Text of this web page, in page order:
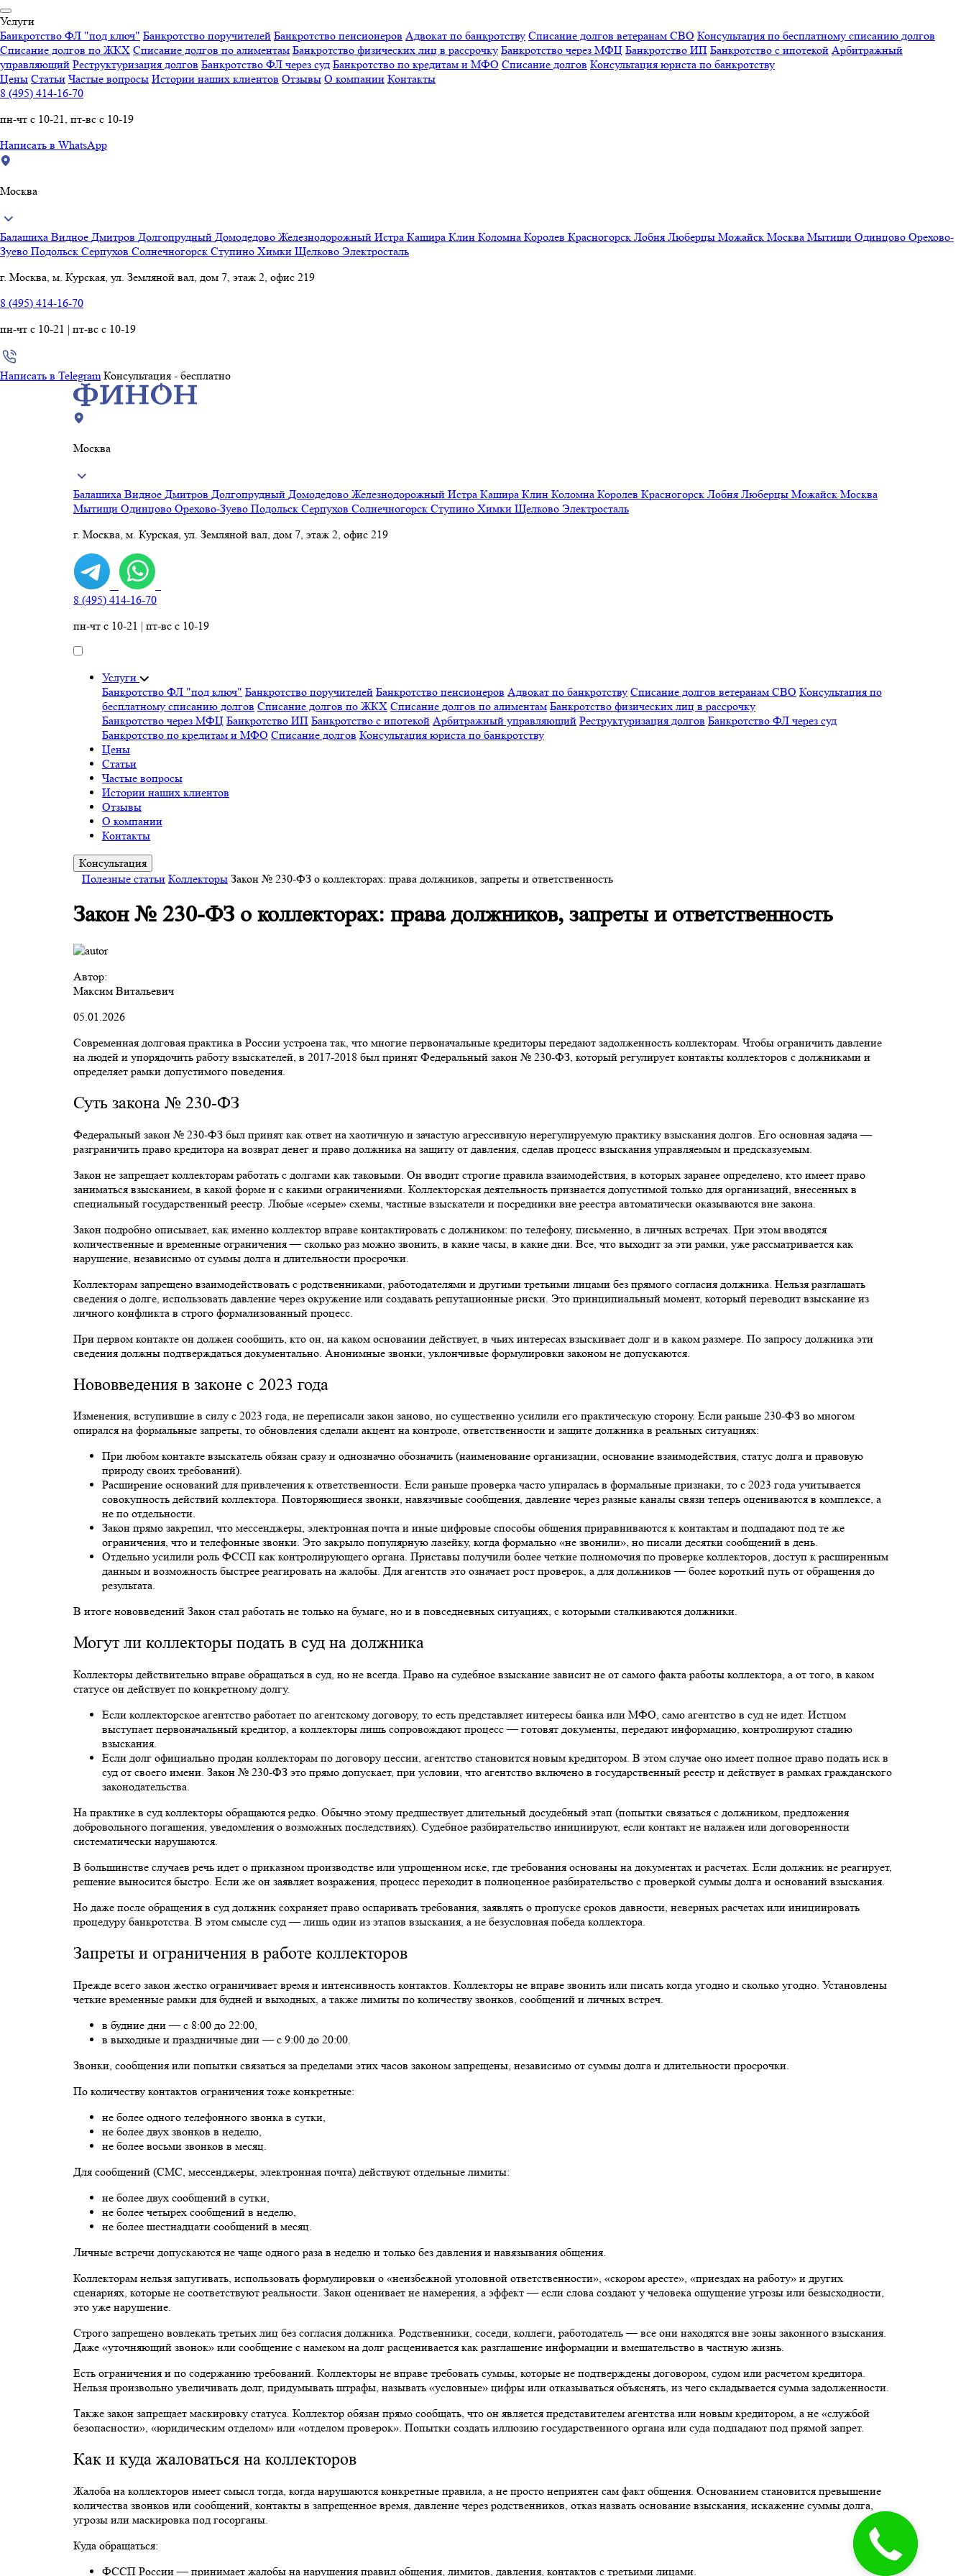
Услуги
Банкротство ФЛ "под ключ" Банкротство поручителей Банкротство пенсионеров Адвокат по банкротству Списание долгов ветеранам СВО Консультация по бесплатному списанию долгов
Списание долгов по ЖКХ Списание долгов по алиментам Банкротство физических лиц в рассрочку Банкротство через МФЦ Банкротство ИП Банкротство с ипотекой Арбитражный
управляющий Реструктуризация долгов Банкротство ФЛ через суд Банкротство по кредитам и МФО Списание долгов Консультация юриста по банкротству
Цены Статьи Частые вопросы Истории наших клиентов Отзывы О компании Контакты
8 (495) 414-16-70
пн-чт с 10-21, пт-вс с 10-19
Написать в WhatsApp
Москва
Балашиха Видное Дмитров Долгопрудный Домодедово Железнодорожный Истра Кашира Клин Коломна Королев Красногорск Лобня Люберцы Можайск Москва Мытищи Одинцово Орехово-
Зуево Подольск Серпухов Солнечногорск Ступино Химки Щелково Электросталь
г. Москва, м. Курская, ул. Земляной вал, дом 7, этаж 2, офис 219
8 (495) 414-16-70
пн-чт с 10-21 | пт-вс с 10-19
Написать в Telegram Консультация - бесплатно
Москва
Балашиха Видное Дмитров Долгопрудный Домодедово Железнодорожный Истра Кашира Клин Коломна Королев Красногорск Лобня Люберцы Можайск Москва
Мытищи Одинцово Орехово-Зуево Подольск Серпухов Солнечногорск Ступино Химки Щелково Электросталь
г. Москва, м. Курская, ул. Земляной вал, дом 7, этаж 2, офис 219
8 (495) 414-16-70
пн-чт с 10-21 | пт-вс с 10-19
Услуги
Банкротство ФЛ "под ключ" Банкротство поручителей Банкротство пенсионеров Адвокат по банкротству Списание долгов ветеранам СВО Консультация по
бесплатному списанию долгов Списание долгов по ЖКХ Списание долгов по алиментам Банкротство физических лиц в рассрочку
Банкротство через МФЦ Банкротство ИП Банкротство с ипотекой Арбитражный управляющий Реструктуризация долгов Банкротство ФЛ через суд
Банкротство по кредитам и МФО Списание долгов Консультация юриста по банкротству
Цены
Статьи
Частые вопросы
Истории наших клиентов
Отзывы
О компании
Контакты
Консультация
Полезные статьи Коллекторы Закон № 230-ФЗ о коллекторах: права должников, запреты и ответственность
Закон № 230-ФЗ о коллекторах: права должников, запреты и ответственность
Автор:
Максим Витальевич
05.01.2026
Современная долговая практика в России устроена так, что многие первоначальные кредиторы передают задолженность коллекторам. Чтобы ограничить давление
на людей и упорядочить работу взыскателей, в 2017-2018 был принят Федеральный закон № 230-ФЗ, который регулирует контакты коллекторов с должниками и
определяет рамки допустимого поведения.
Суть закона № 230-ФЗ
Федеральный закон № 230-ФЗ был принят как ответ на хаотичную и зачастую агрессивную нерегулируемую практику взыскания долгов. Его основная задача —
разграничить право кредитора на возврат денег и право должника на защиту от давления, сделав процесс взыскания управляемым и предсказуемым.
Закон не запрещает коллекторам работать с долгами как таковыми. Он вводит строгие правила взаимодействия, в которых заранее определено, кто имеет право
заниматься взысканием, в какой форме и с какими ограничениями. Коллекторская деятельность признается допустимой только для организаций, внесенных в
специальный государственный реестр. Любые «серые» схемы, частные взыскатели и посредники вне реестра автоматически оказываются вне закона.
Закон подробно описывает, как именно коллектор вправе контактировать с должником: по телефону, письменно, в личных встречах. При этом вводятся
количественные и временные ограничения — сколько раз можно звонить, в какие часы, в какие дни. Все, что выходит за эти рамки, уже рассматривается как
нарушение, независимо от суммы долга и длительности просрочки.
Коллекторам запрещено взаимодействовать с родственниками, работодателями и другими третьими лицами без прямого согласия должника. Нельзя разглашать
сведения о долге, использовать давление через окружение или создавать репутационные риски. Это принципиальный момент, который переводит взыскание из
личного конфликта в строго формализованный процесс.
При первом контакте он должен сообщить, кто он, на каком основании действует, в чьих интересах взыскивает долг и в каком размере. По запросу должника эти
сведения должны подтверждаться документально. Анонимные звонки, уклончивые формулировки законом не допускаются.
Нововведения в законе с 2023 года
Изменения, вступившие в силу с 2023 года, не переписали закон заново, но существенно усилили его практическую сторону. Если раньше 230-ФЗ во многом
опирался на формальные запреты, то обновления сделали акцент на контроле, ответственности и защите должника в реальных ситуациях:
При любом контакте взыскатель обязан сразу и однозначно обозначить (наименование организации, основание взаимодействия, статус долга и правовую
природу своих требований).
Расширение оснований для привлечения к ответственности. Если раньше проверка часто упиралась в формальные признаки, то с 2023 года учитывается
совокупность действий коллектора. Повторяющиеся звонки, навязчивые сообщения, давление через разные каналы связи теперь оцениваются в комплексе, а
не по отдельности.
Закон прямо закрепил, что мессенджеры, электронная почта и иные цифровые способы общения приравниваются к контактам и подпадают под те же
ограничения, что и телефонные звонки. Это закрыло популярную лазейку, когда формально «не звонили», но писали десятки сообщений в день.
Отдельно усилили роль ФССП как контролирующего органа. Приставы получили более четкие полномочия по проверке коллекторов, доступ к расширенным
данным и возможность быстрее реагировать на жалобы. Для агентств это означает рост проверок, а для должников — более короткий путь от обращения до
результата.
В итоге нововведений Закон стал работать не только на бумаге, но и в повседневных ситуациях, с которыми сталкиваются должники.
Могут ли коллекторы подать в суд на должника
Коллекторы действительно вправе обращаться в суд, но не всегда. Право на судебное взыскание зависит не от самого факта работы коллектора, а от того, в каком
статусе он действует по конкретному долгу.
Если коллекторское агентство работает по агентскому договору, то есть представляет интересы банка или МФО, само агентство в суд не идет. Истцом
выступает первоначальный кредитор, а коллекторы лишь сопровождают процесс — готовят документы, передают информацию, контролируют стадию
взыскания.
Если долг официально продан коллекторам по договору цессии, агентство становится новым кредитором. В этом случае оно имеет полное право подать иск в
суд от своего имени. Закон № 230-ФЗ это прямо допускает, при условии, что агентство включено в государственный реестр и действует в рамках гражданского
законодательства.
На практике в суд коллекторы обращаются редко. Обычно этому предшествует длительный досудебный этап (попытки связаться с должником, предложения
добровольного погашения, уведомления о возможных последствиях). Судебное разбирательство инициируют, если контакт не налажен или договоренности
систематически нарушаются.
В большинстве случаев речь идет о приказном производстве или упрощенном иске, где требования основаны на документах и расчетах. Если должник не реагирует,
решение выносится быстро. Если же он заявляет возражения, процесс переходит в полноценное разбирательство с проверкой суммы долга и оснований взыскания.
Но даже после обращения в суд должник сохраняет право оспаривать требования, заявлять о пропуске сроков давности, неверных расчетах или инициировать
процедуру банкротства. В этом смысле суд — лишь один из этапов взыскания, а не безусловная победа коллектора.
Запреты и ограничения в работе коллекторов
Прежде всего закон жестко ограничивает время и интенсивность контактов. Коллекторы не вправе звонить или писать когда угодно и сколько угодно. Установлены
четкие временные рамки для будней и выходных, а также лимиты по количеству звонков, сообщений и личных встреч.
в будние дни — с 8:00 до 22:00,
в выходные и праздничные дни — с 9:00 до 20:00.
Звонки, сообщения или попытки связаться за пределами этих часов законом запрещены, независимо от суммы долга и длительности просрочки.
По количеству контактов ограничения тоже конкретные:
не более одного телефонного звонка в сутки,
не более двух звонков в неделю,
не более восьми звонков в месяц.
Для сообщений (СМС, мессенджеры, электронная почта) действуют отдельные лимиты:
не более двух сообщений в сутки,
не более четырех сообщений в неделю,
не более шестнадцати сообщений в месяц.
Личные встречи допускаются не чаще одного раза в неделю и только без давления и навязывания общения.
Коллекторам нельзя запугивать, использовать формулировки о «неизбежной уголовной ответственности», «скором аресте», «приездах на работу» и других
сценариях, которые не соответствуют реальности. Закон оценивает не намерения, а эффект — если слова создают у человека ощущение угрозы или безысходности,
это уже нарушение.
Строго запрещено вовлекать третьих лиц без согласия должника. Родственники, соседи, коллеги, работодатель — все они находятся вне зоны законного взыскания.
Даже «уточняющий звонок» или сообщение с намеком на долг расценивается как разглашение информации и вмешательство в частную жизнь.
Есть ограничения и по содержанию требований. Коллекторы не вправе требовать суммы, которые не подтверждены договором, судом или расчетом кредитора.
Нельзя произвольно увеличивать долг, придумывать штрафы, называть «условные» цифры или отказываться объяснять, из чего складывается сумма задолженности.
Также закон запрещает маскировку статуса. Коллектор обязан прямо сообщать, что он является представителем агентства или новым кредитором, а не «службой
безопасности», «юридическим отделом» или «отделом проверок». Попытки создать иллюзию государственного органа или суда подпадают под прямой запрет.
Как и куда жаловаться на коллекторов
Жалоба на коллекторов имеет смысл тогда, когда нарушаются конкретные правила, а не просто неприятен сам факт общения. Основанием становится превышение
количества звонков или сообщений, контакты в запрещенное время, давление через родственников, отказ назвать основание взыскания, искажение суммы долга,
угрозы или маскировка под госорганы.
Куда обращаться:
ФССП России — принимает жалобы на нарушения правил общения, лимитов, давления, контактов с третьими лицами.